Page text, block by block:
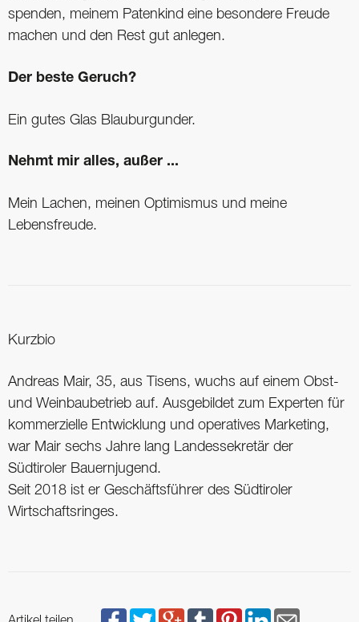
spenden, meinem Patenkind eine besondere Freude
machen und den Rest gut anlegen.
Der beste Geruch?
Ein gutes Glas Blauburgunder.
Nehmt mir alles, außer ...
Mein Lachen, meinen Optimismus und meine
Lebensfreude.
Kurzbio
Andreas Mair, 35, aus Tisens, wuchs auf einem Obst-
und Weinbaubetrieb auf. Ausgebildet zum Experten für
kommerzielle Entwicklung und operatives Marketing,
war Mair sechs Jahre lang Landessekretär der
Südtiroler Bauernjugend.
Seit 2018 ist er Geschäftsführer des ­Südtiroler
Wirtschaftsringes.